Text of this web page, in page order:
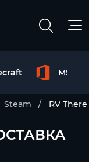
MS
Steam RV